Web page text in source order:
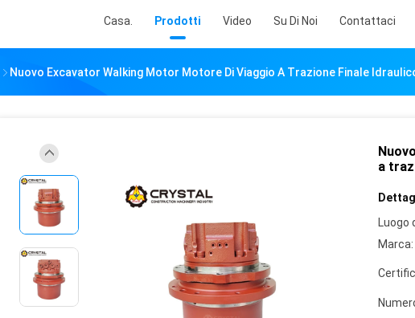
Casa. Prodotti Video Su Di Noi Contattaci
Nuovo Excavator Walking Motor Motore Di Viaggio A Trazione Finale
a
Luogo
Marca: